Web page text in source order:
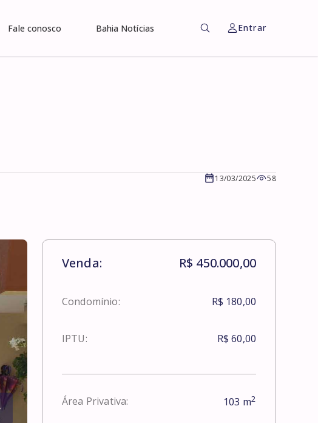
Fale conosco Bahia Notícias Entrar
13/03/2025 58
Venda: R$ 450.000,00
Condomínio: R$ 180,00
IPTU: R$ 60,00
Área Privativa: 103 m2